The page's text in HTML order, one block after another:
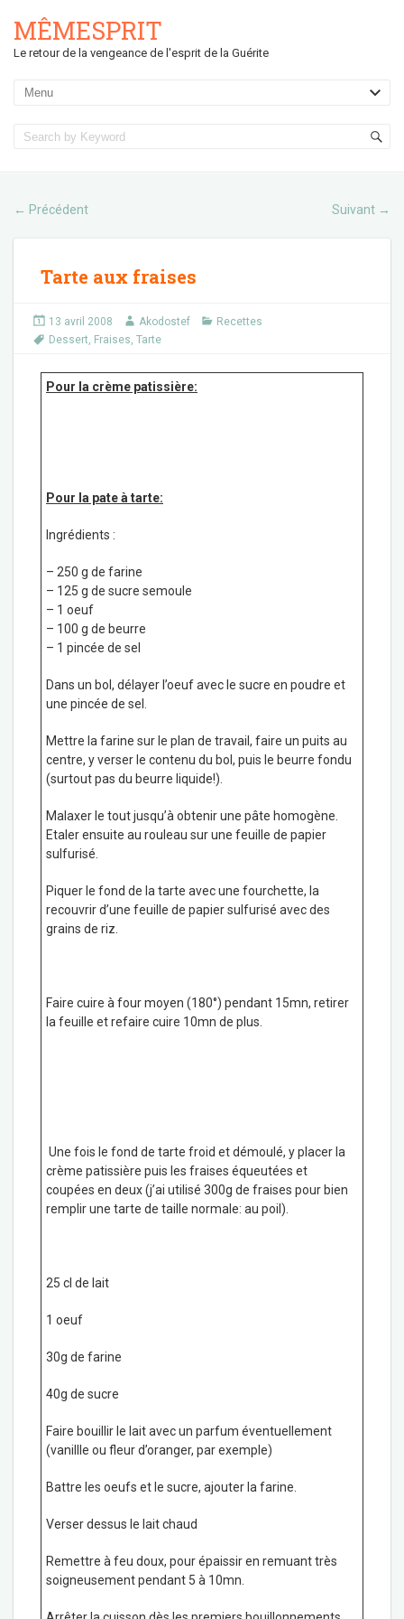
MÊMESPRIT
Le retour de la vengeance de l'esprit de la Guérite
← Précédent Suivant →
Tarte aux fraises
13 avril 2008 Akodostef
Recettes
Dessert, Fraises, Tarte
Pour la crème patissière:
Pour la pate à tarte:
Ingrédients :
– 250 g de farine
– 125 g de sucre semoule
– 1 oeuf
– 100 g de beurre
– 1 pincée de sel
Dans un bol, délayer l’oeuf avec le sucre en poudre et
une pincée de sel.
Mettre la farine sur le plan de travail, faire un puits au
centre, y verser le contenu du bol, puis le beurre fondu
(surtout pas du beurre liquide!).
Malaxer le tout jusqu’à obtenir une pâte homogène.
Etaler ensuite au rouleau sur une feuille de papier
sulfurisé.
Piquer le fond de la tarte avec une fourchette, la
recouvrir d’une feuille de papier sulfurisé avec des
grains de riz.
Faire cuire à four moyen (180°) pendant 15mn, retirer
la feuille et refaire cuire 10mn de plus.
Une fois le fond de tarte froid et démoulé, y placer la
crème patissière puis les fraises équeutées et
coupées en deux (j’ai utilisé 300g de fraises pour bien
remplir une tarte de taille normale: au poil).
25 cl de lait
1 oeuf
30g de farine
40g de sucre
Faire bouillir le lait avec un parfum éventuellement
(vanillle ou fleur d’oranger, par exemple)
Battre les oeufs et le sucre, ajouter la farine.
Verser dessus le lait chaud
Remettre à feu doux, pour épaissir en remuant très
soigneusement pendant 5 à 10mn.